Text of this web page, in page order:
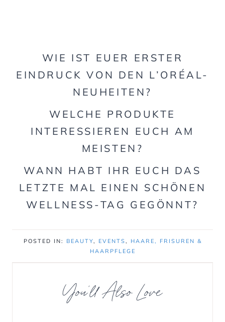
WIE IST EUER ERSTER
EINDRUCK VON DEN L’ORÉAL-
NEUHEITEN?
WELCHE PRODUKTE
INTERESSIEREN EUCH AM
MEISTEN?
WANN HABT IHR EUCH DAS
LETZTE MAL EINEN SCHÖNEN
WELLNESS-TAG GEGÖNNT?
POSTED IN: BEAUTY, EVENTS,
HAARE, FRISUREN &
HAARPFLEGE
You’ll Also Love